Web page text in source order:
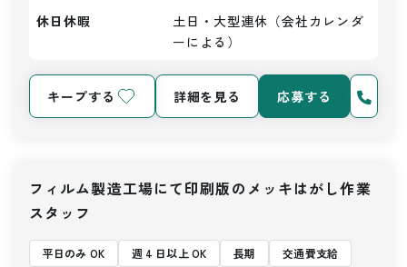
休日休暇
土日・大型連休（会社カレンダ
ーによる）
キープする 詳細を見る 応募する
フィルム製造工場にて印刷版のメッキはがし作業
スタッフ
平日のみ OK 週 4 日以上 OK 長期 交通費支給